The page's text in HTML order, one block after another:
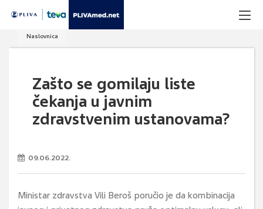
Naslovnica
Zašto se gomilaju liste
čekanja u javnim
zdravstvenim ustanovama?
09.06.2022.
Ministar zdravstva Vili Beroš poručio je da kombinacija